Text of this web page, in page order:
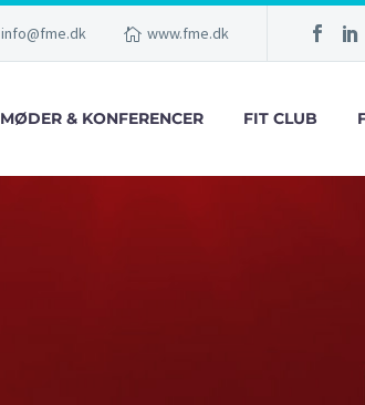
info@fme.dk www.fme.dk
MØDER & KONFERENCER FIT CLUB